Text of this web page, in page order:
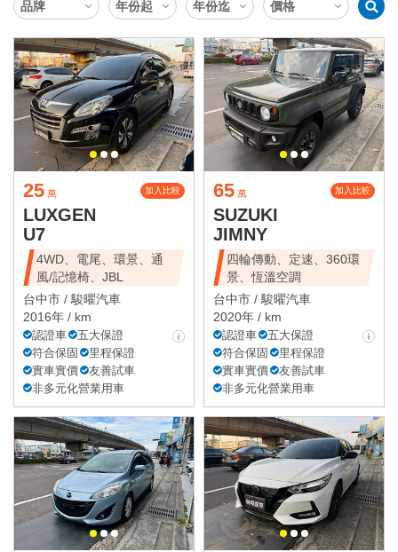
25 萬 加入比較
LUXGEN
U7
4WD、電尾、環景、通
風/記憶椅、JBL
台中市 / 駿曜汽車
2016年 / km
認證車
五大保證
符合保固
里程保證
實車實價
友善試車
非多元化營業用車
65 萬 加入比較
SUZUKI
JIMNY
四輪傳動、定速、360環
景、恆溫空調
台中市 / 駿曜汽車
2020年 / km
認證車
五大保證
符合保固
里程保證
實車實價
友善試車
非多元化營業用車